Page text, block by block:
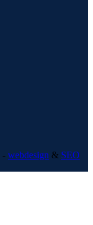
- webdesign & SEO